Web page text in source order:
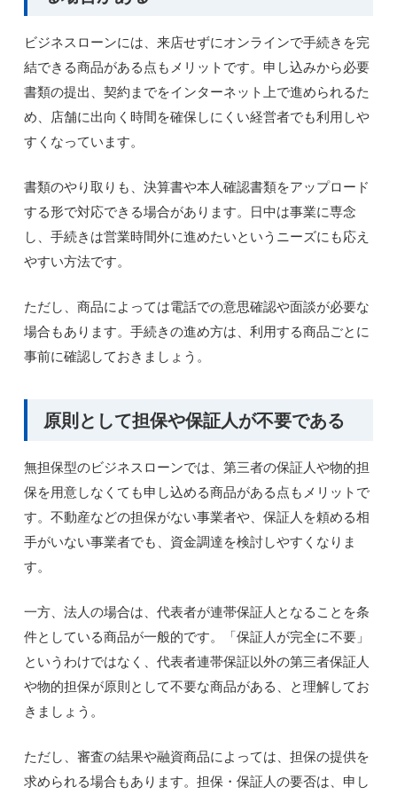
ビジネスローンには、来店せずにオンラインで手続きを完
結できる商品がある点もメリットです。申し込みから必要
書類の提出、契約までをインターネット上で進められるた
め、店舗に出向く時間を確保しにくい経営者でも利用しや
すくなっています。
書類のやり取りも、決算書や本人確認書類をアップロード
する形で対応できる場合があります。日中は事業に専念
し、手続きは営業時間外に進めたいというニーズにも応え
やすい方法です。
ただし、商品によっては電話での意思確認や面談が必要な
場合もあります。手続きの進め方は、利用する商品ごとに
事前に確認しておきましょう。
原則として担保や保証人が不要である
無担保型のビジネスローンでは、第三者の保証人や物的担
保を用意しなくても申し込める商品がある点もメリットで
す。不動産などの担保がない事業者や、保証人を頼める相
手がいない事業者でも、資金調達を検討しやすくなりま
す。
一方、法人の場合は、代表者が連帯保証人となることを条
件としている商品が一般的です。「保証人が完全に不要」
というわけではなく、代表者連帯保証以外の第三者保証人
や物的担保が原則として不要な商品がある、と理解してお
きましょう。
ただし、審査の結果や融資商品によっては、担保の提供を
求められる場合もあります。担保・保証人の要否は、申し